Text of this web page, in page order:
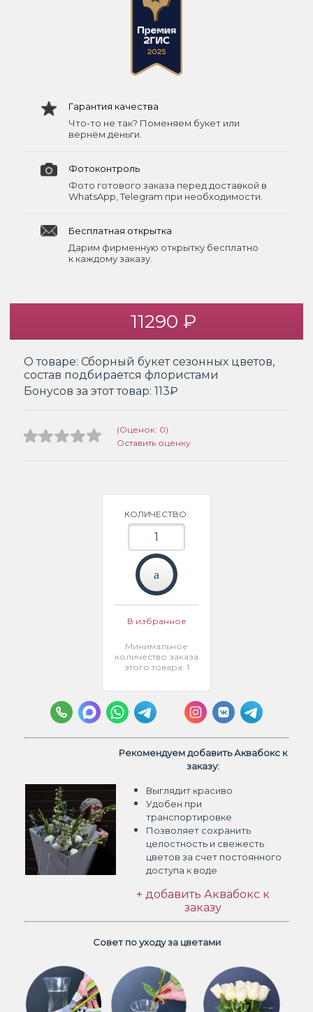
Гарантия качества
Что-то не так? Поменяем букет или
вернём деньги.
Фотоконтроль
Фото готового заказа перед доставкой в
WhatsApp, Telegram при необходимости.
Бесплатная открытка
Дарим фирменную открытку бесплатно
к каждому заказу.
11290 ₽
О товаре: Сборный букет сезонных цветов,
состав подбирается флористами
Бонусов за этот товар: 113₽
(Оценок: 0)
Оставить оценку
КОЛИЧЕСТВО:
В избранное
Минимальное
количество заказа
этого товара: 1
Рекомендуем добавить Аквабокс к
заказу:
Выглядит красиво
Удобен при
транспортировке
Позволяет сохранить
целостность и свежесть
цветов за счет постоянного
доступа к воде
+ добавить Аквабокс к
заказу
Совет по уходу за цветами